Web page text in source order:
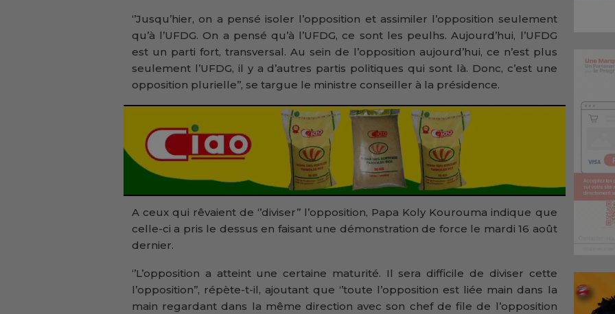
‘’Jusqu’hier, on a pensé isoler l’opposition et assimiler l’opposition seulement
qu’à l’UFDG. On a pensé qu’à l’UFDG, ce sont les peulhs. Aujourd’hui, l’UFDG
est un parti fort, transversal. Au sein de l’opposition aujourd’hui, ce n’est plus
seulement l’UFDG, il y a d’autres partis politiques qui sont là. Donc, c’est une
opposition plurielle’’, se targue le ministre conseiller à la présidence.
A ceux qui rêvaient de ‘’diviser’’ l’opposition, Papa Koly Kourouma indique que
celle-ci a pris le dessus en faisant une démonstration de force le mardi 16 août
dernier.
‘’L’opposition a atteint une certaine maturité. Il sera difficile de diviser cette
l’opposition’’, répète-t-il, ajoutant que ‘’toute l’opposition est liée main dans la
main regardant dans la même direction avec son chef de file de l’opposition